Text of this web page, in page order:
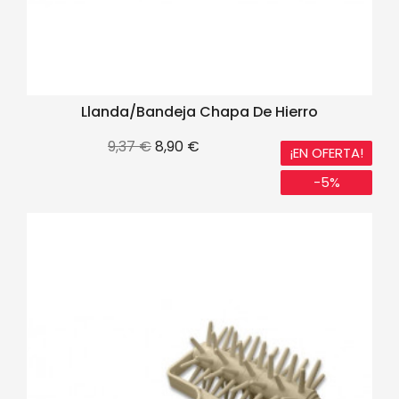
Llanda/Bandeja Chapa De Hierro
Precio
9,37 €Precio
8,90 €
¡EN OFERTA!
-5%